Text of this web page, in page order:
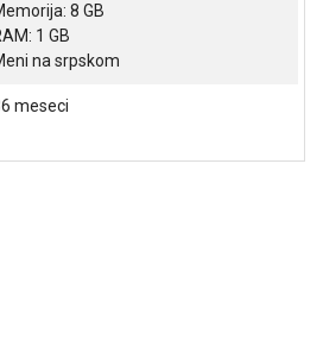
8 GB
1 GB
na srpskom
meseci